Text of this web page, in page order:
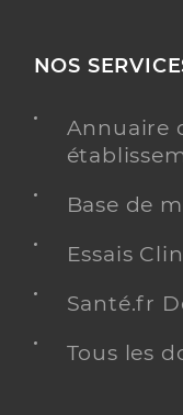
NOS
Annuaire
Base de
Essais
Santé.fr
Tous les